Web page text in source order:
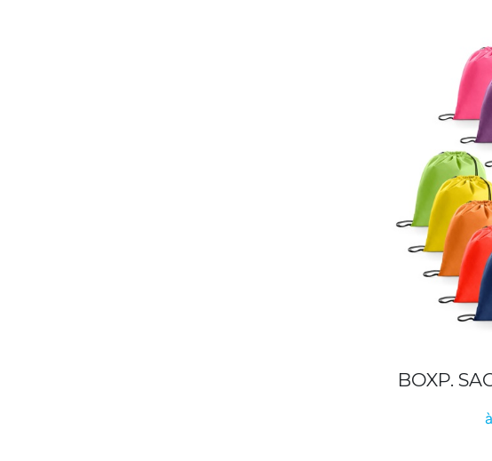
BOXP.